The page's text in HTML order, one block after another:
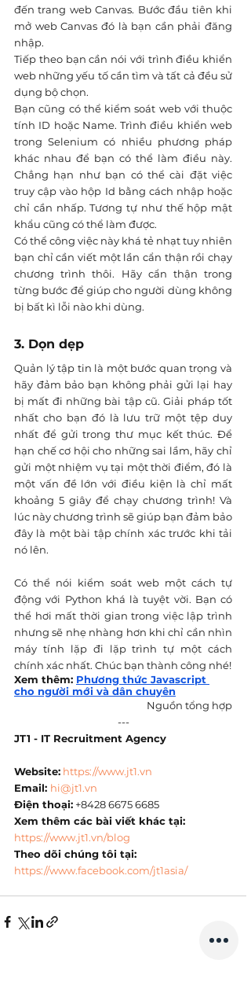
đến trang web Canvas. Bước đầu tiên khi
mở web Canvas đó là bạn cần phải đăng
nhập.
Tiếp theo bạn cần nói với trình điều khiển
web những yếu tố cần tìm và tất cả đều sử
dụng bộ chọn.
Bạn cũng có thể kiểm soát web với thuộc
tính ID hoặc Name. Trình điều khiển web
trong Selenium có nhiều phương pháp
khác nhau để bạn có thể làm điều này.
Chẳng hạn như bạn có thể cài đặt việc
truy cập vào hộp Id bằng cách nhập hoặc
chỉ cần nhấp. Tương tự như thế hộp mật
khẩu cũng có thể làm được.
Có thể công việc này khá tẻ nhạt tuy nhiên
bạn chỉ cần viết một lần cẩn thận rồi chạy
chương trình thôi. Hãy cẩn thận trong
từng bước để giúp cho người dùng không
bị bất kì lỗi nào khi dùng.
3. Dọn dẹp
Quản lý tập tin là một bước quan trọng và
hãy đảm bảo bạn không phải gửi lại hay
bị mất đi những bài tập cũ. Giải pháp tốt
nhất cho bạn đó là lưu trữ một tệp duy
nhất để gửi trong thư mục kết thúc. Để
hạn chế cơ hội cho những sai lầm, hãy chỉ
gửi một nhiệm vụ tại một thời điểm, đó là
một vấn đề lớn với điều kiện là chỉ mất
khoảng 5 giây để chạy chương trình! Và
lúc này chương trình sẽ giúp bạn đảm bảo
đây là một bài tập chính xác trước khi tải
nó lên.
Có thể nói kiểm soát web một cách tự
động với Python khá là tuyệt vời. Bạn có
thể hơi mất thời gian trong việc lập trình
nhưng sẽ nhẹ nhàng hơn khi chỉ cần nhìn
máy tính lặp đi lặp trình tự một cách
chính xác nhất. Chúc bạn thành công nhé!
Xem thêm: Phương thức Javascript
cho người mới và dân chuyên
Nguồn tổng hợp
---
JT1 - IT Recruitment Agency
Website: https://www.jt1.vn
Email: hi@jt1.vn
Điện thoại: +8428 6675 6685
Xem thêm các bài viết khác tại:
https://www.jt1.vn/blog
Theo dõi chúng tôi tại:
https://www.facebook.com/jt1asia/